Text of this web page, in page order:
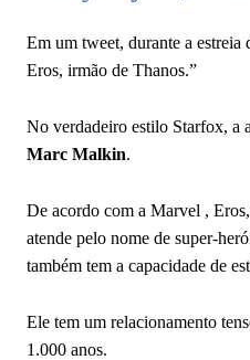
Em um tweet, durante a estreia
Eros, irmão de Thanos.”
No verdadeiro estilo Starfox, a
Marc Malkin.
De acordo com a Marvel ,
atende pelo nome de super-
também tem a capacidade de
Ele tem um relacionamento
1.000 anos.